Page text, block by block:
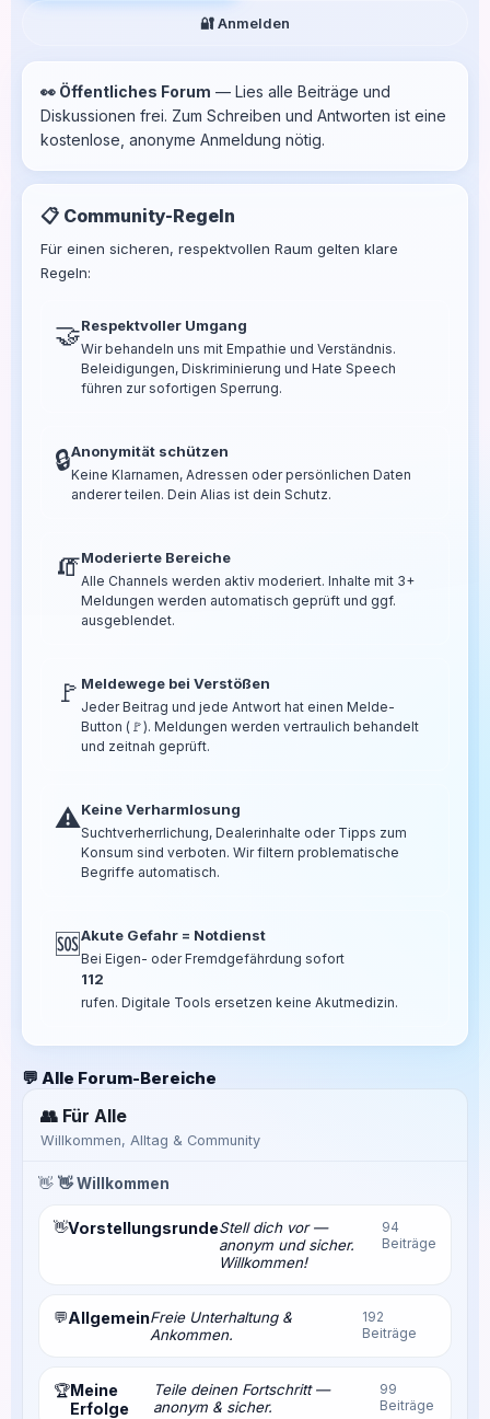
🔐 Anmelden
👀 Öffentliches Forum — Lies alle Beiträge und
Diskussionen frei. Zum Schreiben und Antworten ist eine
kostenlose, anonyme Anmeldung nötig.
📋 Community-Regeln
Für einen sicheren, respektvollen Raum gelten klare
Regeln:
🤝Respektvoller Umgang
Wir behandeln uns mit Empathie und Verständnis.
Beleidigungen, Diskriminierung und Hate Speech
führen zur sofortigen Sperrung.
🔒Anonymität schützen
Keine Klarnamen, Adressen oder persönlichen Daten
anderer teilen. Dein Alias ist dein Schutz.
🧯Moderierte Bereiche
Alle Channels werden aktiv moderiert. Inhalte mit 3+
Meldungen werden automatisch geprüft und ggf.
ausgeblendet.
🚩 Meldewege bei Verstößen
Jeder Beitrag und jede Antwort hat einen Melde-
Button (🚩). Meldungen werden vertraulich behandelt
und zeitnah geprüft.
⚠️Keine Verharmlosung
Suchtverherrlichung, Dealerinhalte oder Tipps zum
Konsum sind verboten. Wir filtern problematische
Begriffe automatisch.
🆘Akute Gefahr = Notdienst
Bei Eigen- oder Fremdgefährdung sofort
112
rufen. Digitale Tools ersetzen keine Akutmedizin.
💬 Alle Forum-Bereiche
👥 Für Alle
Willkommen, Alltag & Community
👋 👋 Willkommen
👋VorstellungsrundeStell dich vor —
anonym und sicher.
Willkommen!
94
Beiträge
💬AllgemeinFreie Unterhaltung &
Ankommen.
192
Beiträge
🏆Meine
Erfolge
Teile deinen Fortschritt —
anonym & sicher.
99
Beiträge